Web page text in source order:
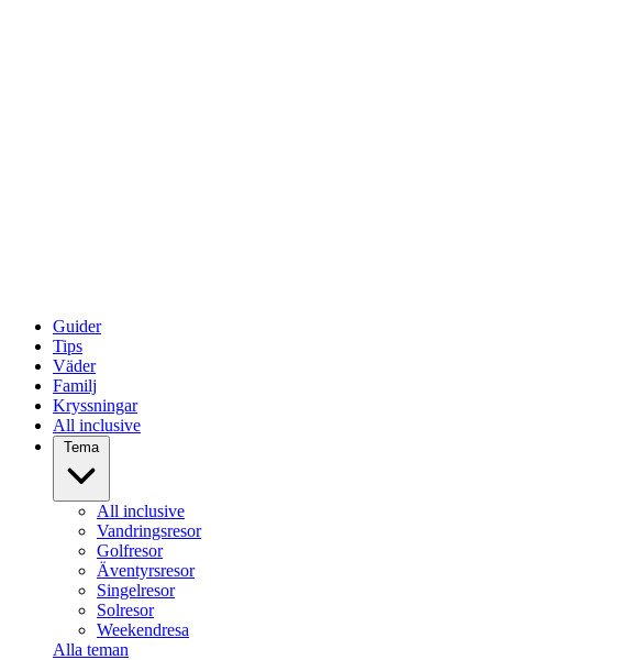
Guider
Tips
Väder
Familj
Kryssningar
All inclusive
Tema
All inclusive
Vandringsresor
Golfresor
Äventyrsresor
Singelresor
Solresor
Weekendresa
Alla teman